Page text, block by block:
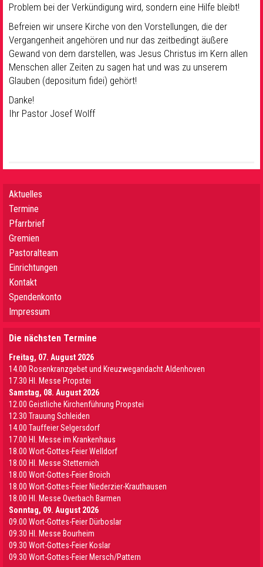
Problem bei der Verkündigung wird, sondern eine Hilfe bleibt!
Befreien wir unsere Kirche von den Vorstellungen, die der
Vergangenheit angehören und nur das zeitbedingt äußere
Gewand von dem darstellen, was Jesus Christus im Kern allen
Menschen aller Zeiten zu sagen hat und was zu unserem
Glauben (depositum fidei) gehört!
Danke!
Ihr Pastor Josef Wolff
Aktuelles
Termine
Pfarrbrief
Gremien
Pastoralteam
Einrichtungen
Kontakt
Spendenkonto
Impressum
Die nächsten Termine
Freitag, 07. August 2026
14.00 Rosenkranzgebet und Kreuzwegandacht Aldenhoven
17.30 Hl. Messe Propstei
Samstag, 08. August 2026
12.00 Geistliche Kirchenführung Propstei
12.30 Trauung Schleiden
14.00 Tauffeier Selgersdorf
17.00 Hl. Messe im Krankenhaus
18.00 Wort-Gottes-Feier Welldorf
18.00 Hl. Messe Stetternich
18.00 Wort-Gottes-Feier Broich
18.00 Wort-Gottes-Feier Niederzier-Krauthausen
18.00 Hl. Messe Overbach Barmen
Sonntag, 09. August 2026
09.00 Wort-Gottes-Feier Dürboslar
09.30 HI. Messe Bourheim
09.30 Wort-Gottes-Feier Koslar
09.30 Wort-Gottes-Feier Mersch/Pattern